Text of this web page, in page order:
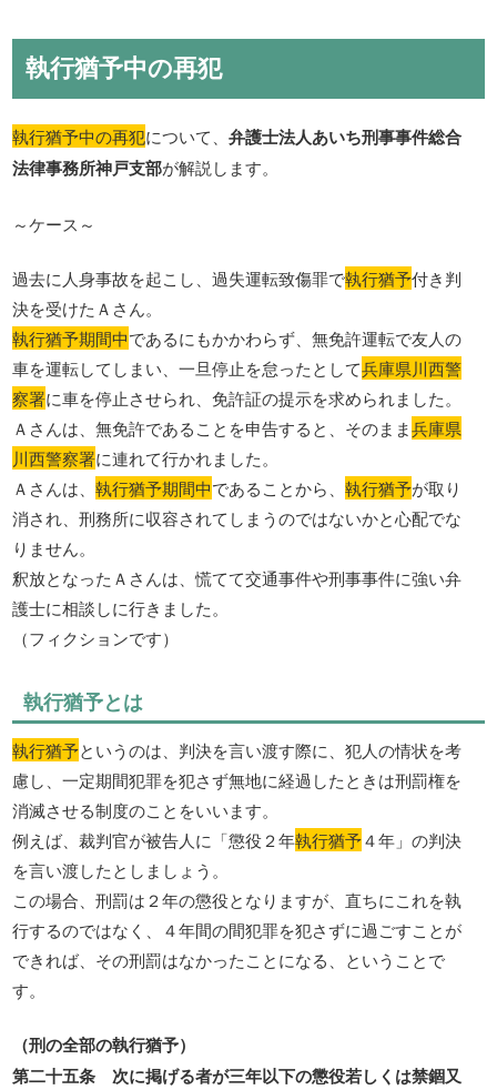
執行猶予中の再犯
執行猶予中の再犯について、弁護士法人あいち刑事事件総合
法律事務所神戸支部が解説します。
～ケース～
過去に人身事故を起こし、過失運転致傷罪で執行猶予付き判
決を受けたＡさん。
執行猶予期間中であるにもかかわらず、無免許運転で友人の
車を運転してしまい、一旦停止を怠ったとして兵庫県川西警
察署に車を停止させられ、免許証の提示を求められました。
Ａさんは、無免許であることを申告すると、そのまま兵庫県
川西警察署に連れて行かれました。
Ａさんは、執行猶予期間中であることから、執行猶予が取り
消され、刑務所に収容されてしまうのではないかと心配でな
りません。
釈放となったＡさんは、慌てて交通事件や刑事事件に強い弁
護士に相談しに行きました。
（フィクションです）
執行猶予とは
執行猶予というのは、判決を言い渡す際に、犯人の情状を考
慮し、一定期間犯罪を犯さず無地に経過したときは刑罰権を
消滅させる制度のことをいいます。
例えば、裁判官が被告人に「懲役２年執行猶予４年」の判決
を言い渡したとしましょう。
この場合、刑罰は２年の懲役となりますが、直ちにこれを執
行するのではなく、４年間の間犯罪を犯さずに過ごすことが
できれば、その刑罰はなかったことになる、ということで
す。
（刑の全部の執行猶予）
第二十五条 次に掲げる者が三年以下の懲役若しくは禁錮又